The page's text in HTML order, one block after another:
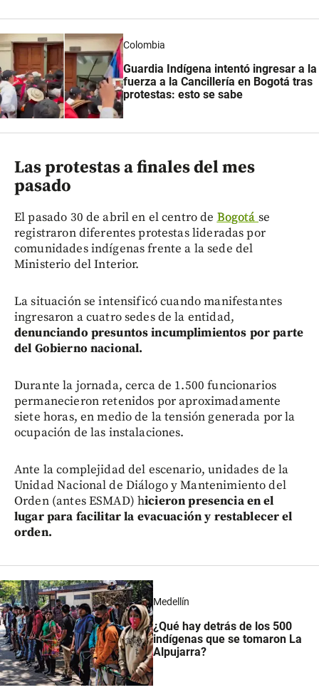
Colombia
Guardia Indígena intentó ingresar a la
fuerza a la Cancillería en Bogotá tras
protestas: esto se sabe
Las protestas a finales del mes
pasado
El pasado 30 de abril en el centro de Bogotá se
registraron diferentes protestas lideradas por
comunidades indígenas frente a la sede del
Ministerio del Interior.
La situación se intensificó cuando manifestantes
ingresaron a cuatro sedes de la entidad,
denunciando presuntos incumplimientos por parte
del Gobierno nacional.
Durante la jornada, cerca de 1.500 funcionarios
permanecieron retenidos por aproximadamente
siete horas, en medio de la tensión generada por la
ocupación de las instalaciones.
Ante la complejidad del escenario, unidades de la
Unidad Nacional de Diálogo y Mantenimiento del
Orden (antes ESMAD) hicieron presencia en el
lugar para facilitar la evacuación y restablecer el
orden.
Medellín
¿Qué hay detrás de los 500
indígenas que se tomaron La
Alpujarra?